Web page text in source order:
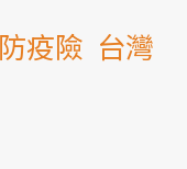
疫險 台灣